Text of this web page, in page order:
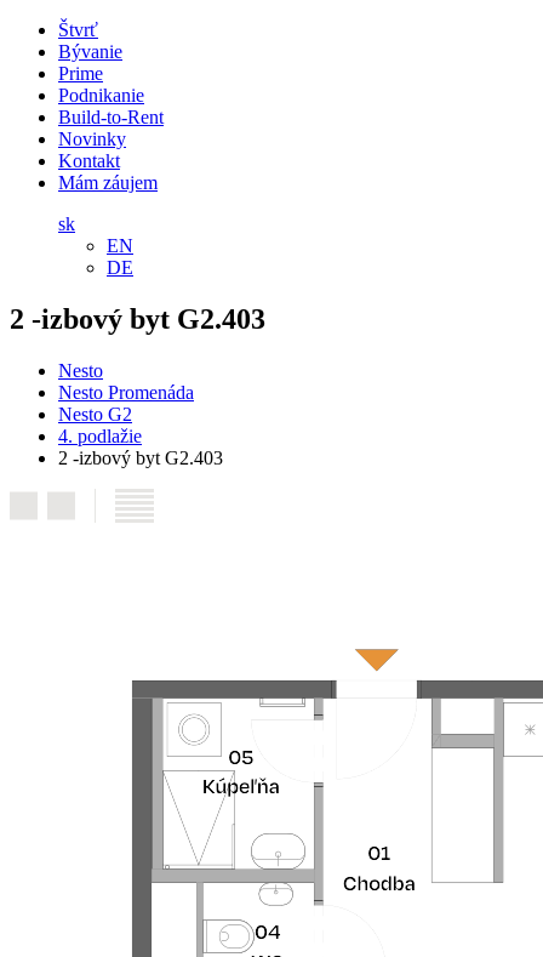
Štvrť
Bývanie
Prime
Podnikanie
Build-to-Rent
Novinky
Kontakt
Mám záujem
sk
EN
DE
2 -izbový byt G2.403
Nesto
Nesto Promenáda
Nesto G2
4. podlažie
2 -izbový byt G2.403